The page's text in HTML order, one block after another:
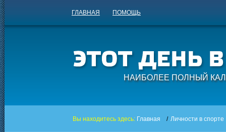
ГЛАВНАЯ ПОМОЩЬ
НАИБОЛЕЕ ПОЛНЫЙ
Вы находитесь здесь: Главная / Личности в спорте